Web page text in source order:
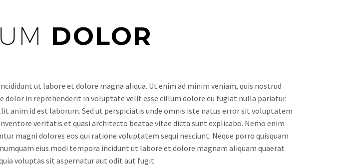
DOLOR
ut labore et dolore magna aliqua. Ut enim ad minim veniam, quis nostrud
dolor in reprehenderit in voluptate velit esse cillum dolore eu fugiat nulla pariatur.
anim id est laborum. Sed ut perspiciatis unde omnis iste natus error sit voluptatem
veritatis et quasi architecto beatae vitae dicta sunt explicabo. Nemo enim
magni dolores eos qui ratione voluptatem sequi nesciunt. Neque porro quisquam
eius modi tempora incidunt ut labore et dolore magnam aliquam quaerat
voluptas sit aspernatur aut odit aut fugit